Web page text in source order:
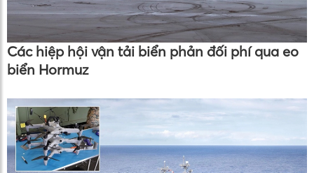
Các hiệp hội vận tải biển phản đối phí qua eo
biển Hormuz